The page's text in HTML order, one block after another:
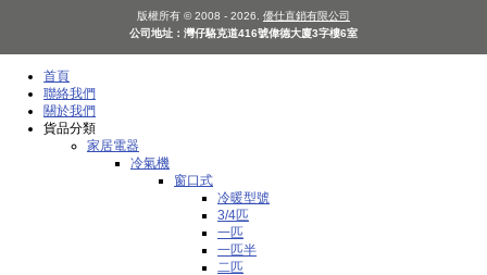
版權所有 © 2008 - 2026. 優仕直銷有限公司
公司地址：灣仔駱克道416號偉德大廈3字樓6室
首頁
聯絡我們
關於我們
貨品分類
家居電器
冷氣機
窗口式
冷暖型號
3/4匹
一匹
一匹半
二匹